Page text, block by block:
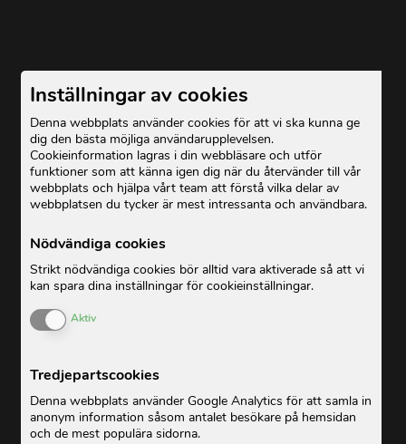
Inställningar av cookies
Denna webbplats använder cookies för att vi ska kunna ge
dig den bästa möjliga användarupplevelsen.
Cookieinformation lagras i din webbläsare och utför
funktioner som att känna igen dig när du återvänder till vår
webbplats och hjälpa vårt team att förstå vilka delar av
webbplatsen du tycker är mest intressanta och användbara.
Nödvändiga cookies
Strikt nödvändiga cookies bör alltid vara aktiverade så att vi
kan spara dina inställningar för cookieinställningar.
Enable or Disable Cookies
Aktiv
Tredjepartscookies
Denna webbplats använder Google Analytics för att samla in
anonym information såsom antalet besökare på hemsidan
och de mest populära sidorna.